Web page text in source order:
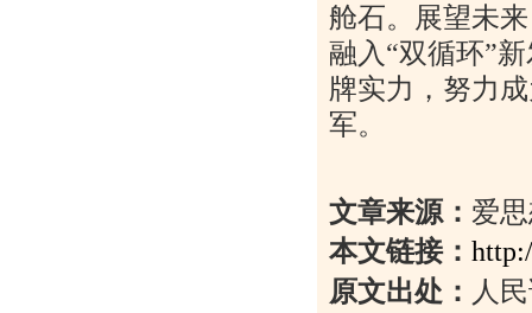
舱石。展望未
融入“双循环”
牌实力，努力
军。
文章来源： 爱
本文链接：
原文出处： 人